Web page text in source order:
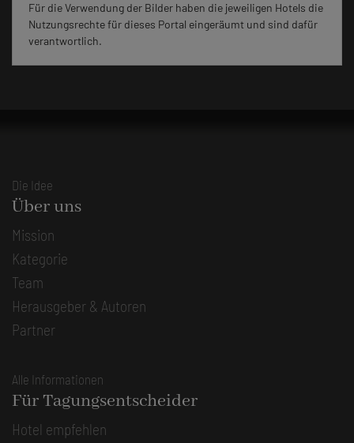
Für die Verwendung der Bilder haben die jeweiligen Hotels die
Nutzungsrechte für dieses Portal eingeräumt und sind dafür
verantwortlich.
Die Idee
Über uns
Mission
Kategorie
Team
Herausgeber & Autoren
Partner
Alle Informationen
Für Tagungsentscheider
Hotel empfehlen